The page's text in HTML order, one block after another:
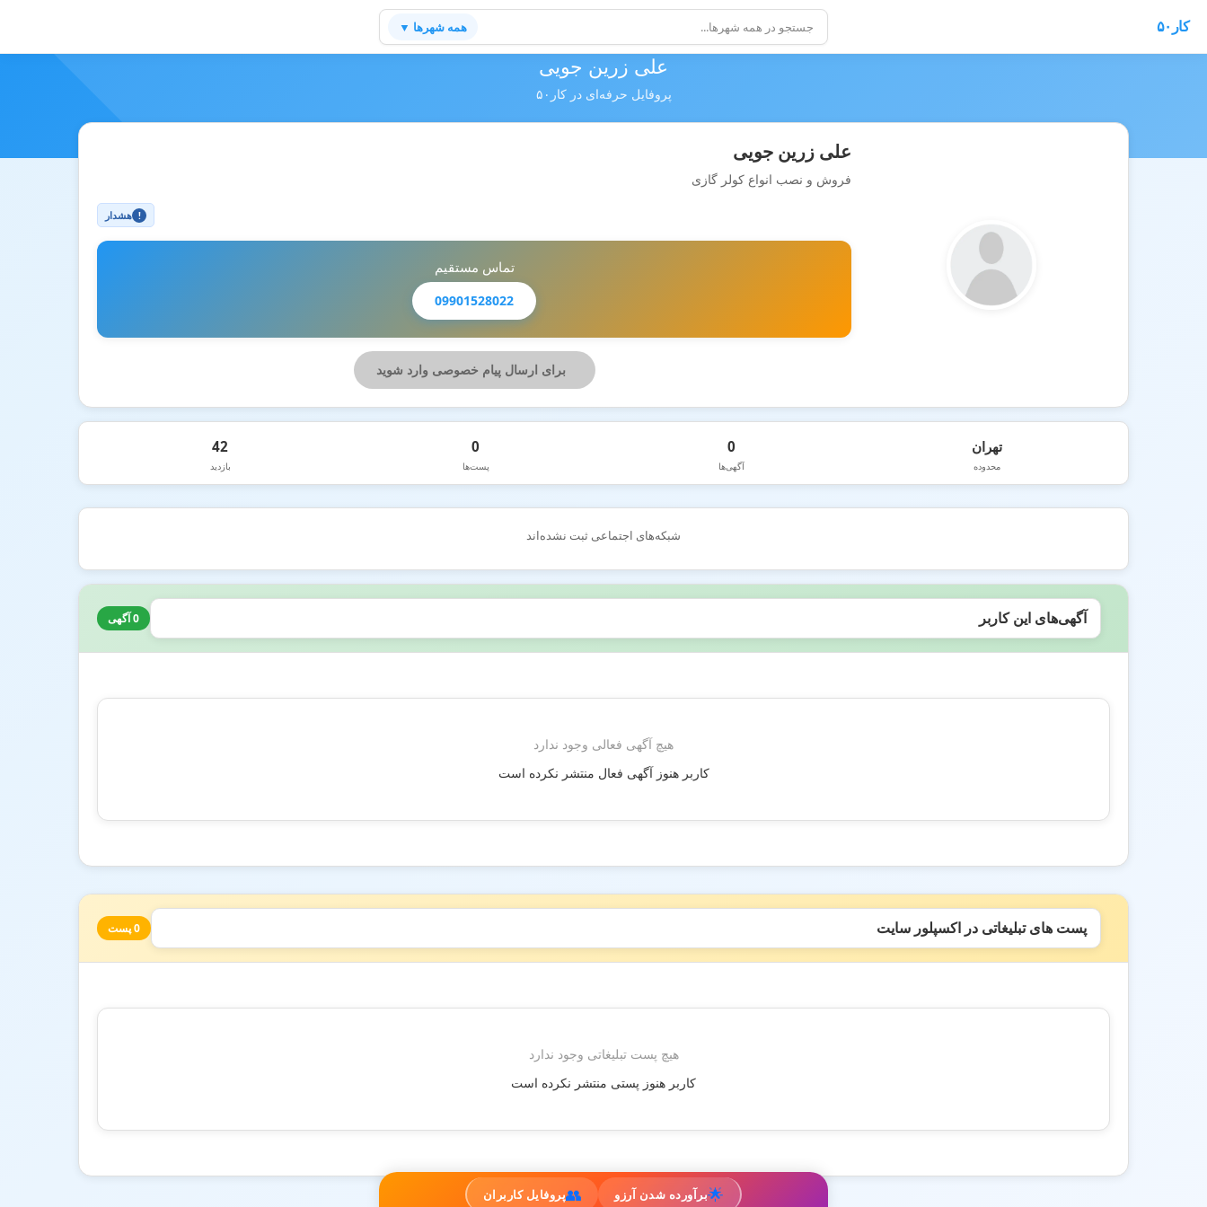
کار۵۰ همه شهرها ▼
🌟برآورده شدن آرزو 👥پروفایل کاربران
علی زرین جویی
پروفایل حرفه‌ای در کار۵۰
علی زرین جویی
فروش و نصب انواع کولر گازی
! هشدار
تماس مستقیم
09901528022
برای ارسال پیام خصوصی وارد شوید
تهران
محدوده
0
آگهی‌ها
0
پست‌ها
42
بازدید
شبکه‌های اجتماعی ثبت نشده‌اند
آگهی‌های این کاربر 0 آگهی
هیچ آگهی فعالی وجود ندارد
کاربر هنوز آگهی فعال منتشر نکرده است
پست های تبلیغاتی در اکسپلور سایت 0 پست
هیچ پست تبلیغاتی وجود ندارد
کاربر هنوز پستی منتشر نکرده است